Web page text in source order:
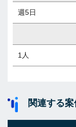
週5日
1人
関連する案